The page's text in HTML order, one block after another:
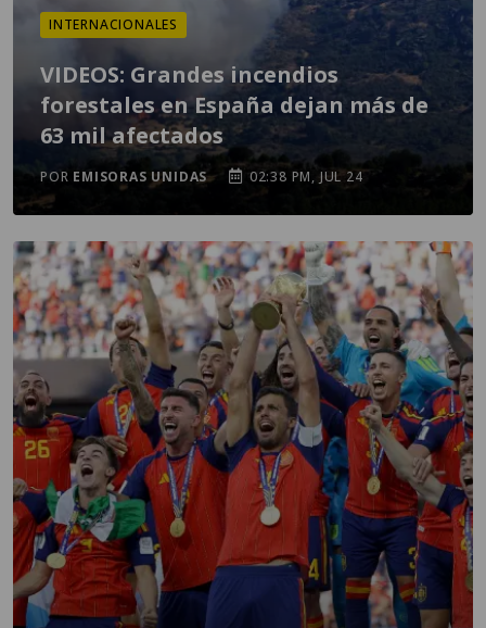
INTERNACIONALES
VIDEOS: Grandes incendios
forestales en España dejan más de
63 mil afectados
POR EMISORAS UNIDAS 02:38 PM, JUL 24